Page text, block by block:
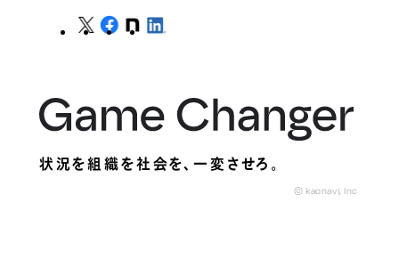
状況を組織を社会を、一変させろ。
© kaonavi, Inc